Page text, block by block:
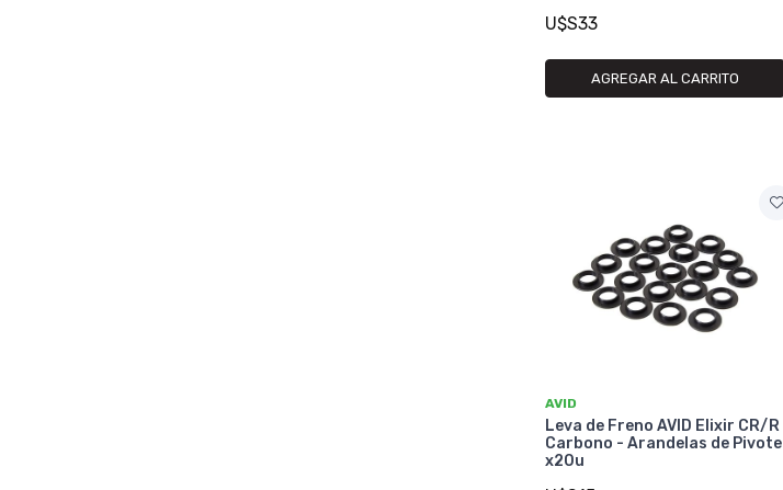
U$S33
AGREGAR AL CARRITO
AVID
Leva de Freno AVID Elixir CR/R
Carbono - Arandelas de Pivote
x20u